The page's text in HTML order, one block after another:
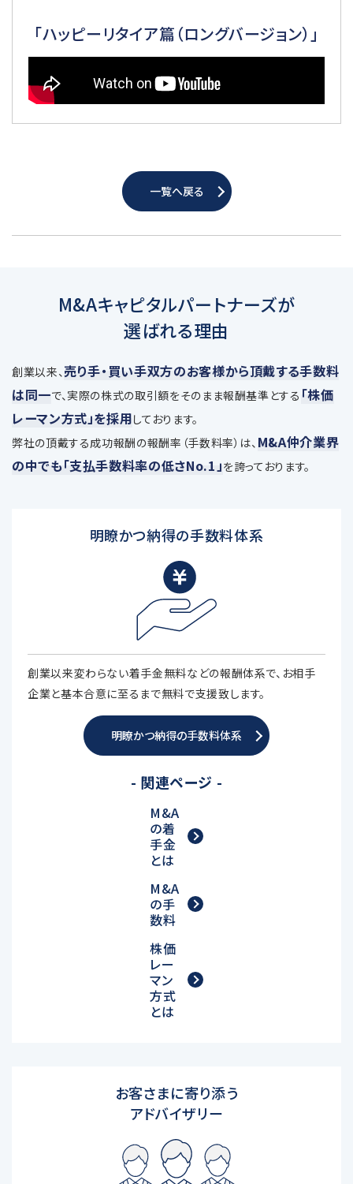
「ハッピーリタイア篇（ロングバージョン）」
一覧へ戻る
M&Aキャピタルパートナーズが
選ばれる理由
創業以来、売り手・買い手双方のお客様から頂戴する手数料
は同一で、実際の株式の取引額をそのまま報酬基準とする 「株価
レーマン方式」を採用しております。
弊社の頂戴する成功報酬の報酬率（手数料率）は、 M&A仲介業界
の中でも「支払手数料率の低さNo.1」を誇っております。
明瞭かつ納得の手数料体系
創業以来変わらない着手金無料などの報酬体系で、お相手
企業と基本合意に至るまで無料で支援致します。
明瞭かつ納得の手数料体系
- 関連ページ -
M&A
の着
手金
とは
M&A
の手
数料
株価
レー
マン
方式
とは
お客さまに寄り添う
アドバイザリー